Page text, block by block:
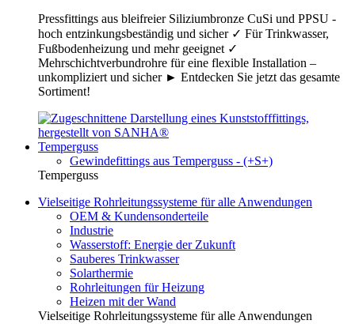
Pressfittings aus bleifreier Siliziumbronze CuSi und PPSU -
hoch entzinkungsbeständig und sicher ✓ Für Trinkwasser,
Fußbodenheizung und mehr geeignet ✓
Mehrschichtverbundrohre für eine flexible Installation –
unkompliziert und sicher ► Entdecken Sie jetzt das gesamte
Sortiment!
Temperguss
Gewindefittings aus Temperguss - (+S+)
Temperguss
Vielseitige Rohrleitungssysteme für alle Anwendungen
OEM & Kundensonderteile
Industrie
Wasserstoff: Energie der Zukunft
Sauberes Trinkwasser
Solarthermie
Rohrleitungen für Heizung
Heizen mit der Wand
Vielseitige Rohrleitungssysteme für alle Anwendungen